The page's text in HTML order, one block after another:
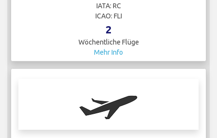
IATA: RC
ICAO: FLI
2
Wöchentliche Flüge
Mehr Info